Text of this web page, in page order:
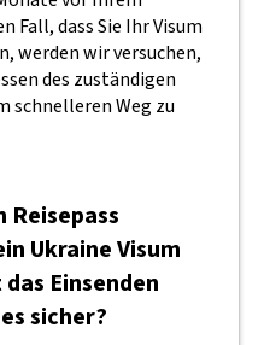
Fall, dass Sie Ihr Visum
werden wir versuchen,
des zuständigen
schnelleren Weg zu
Reisepass
Ukraine Visum
Einsenden
sicher?